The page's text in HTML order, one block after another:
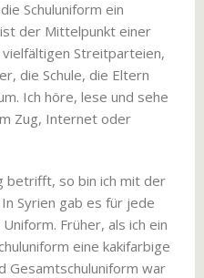
Schuluniform ein
der Mittelpunkt einer
Streitparteien,
die Schule, die Eltern
Ich höre, lese und sehe
Zug, Internet oder
betrifft, so bin ich mit der
Syrien gab es für jede
Früher, als ich ein
eine kakifarbige
Gesamtschuluniform war